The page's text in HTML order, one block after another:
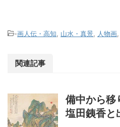
-画人伝・高知, 山水・真景, 人物画,
関連記事
備中から移
塩田銕香と